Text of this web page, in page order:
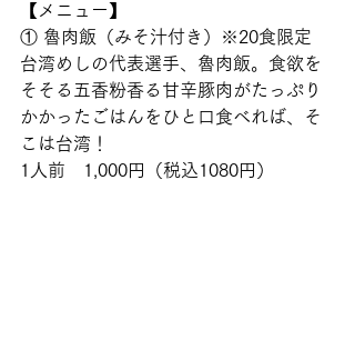
【メニュー】
① 魯肉飯（みそ汁付き）※20食限定
台湾めしの代表選手、魯肉飯。食欲を
そそる五香粉香る甘辛豚肉がたっぷり
かかったごはんをひと口食べれば、そ
こは台湾！
1人前　1,000円（税込1080円）